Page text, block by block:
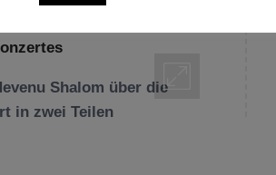
Shalom über die
in zwei Teilen